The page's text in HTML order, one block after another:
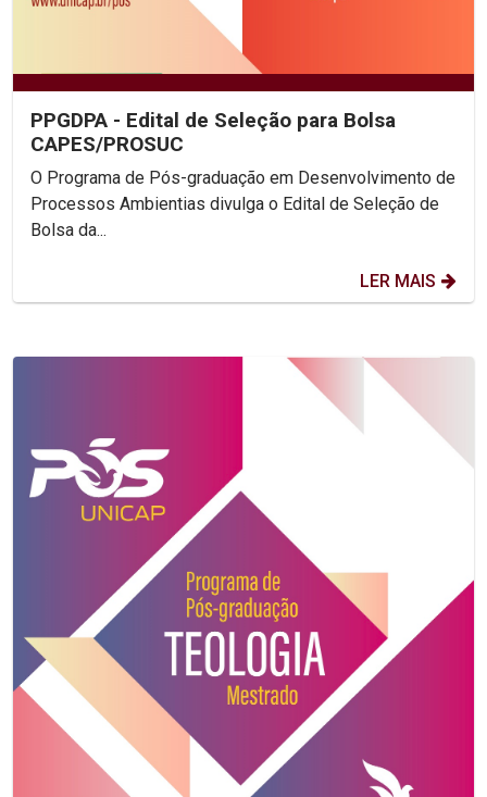
PPGDPA - Edital de Seleção para Bolsa
CAPES/PROSUC
O Programa de Pós-graduação em Desenvolvimento de
Processos Ambientias divulga o Edital de Seleção de
Bolsa da...
LER MAIS